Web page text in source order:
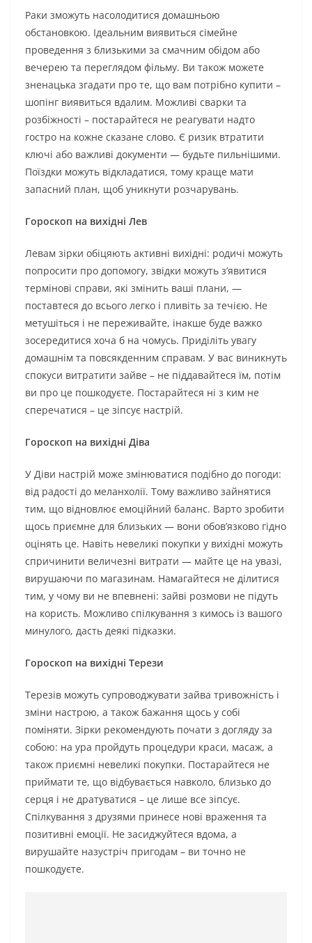
Раки зможуть насолодитися домашньою
обстановкою. Ідеальним виявиться сімейне
проведення з близькими за смачним обідом або
вечерею та переглядом фільму. Ви також можете
зненацька згадати про те, що вам потрібно купити –
шопінг виявиться вдалим. Можливі сварки та
розбіжності – постарайтеся не реагувати надто
гостро на кожне сказане слово. Є ризик втратити
ключі або важливі документи — будьте пильнішими.
Поїздки можуть відкладатися, тому краще мати
запасний план, щоб уникнути розчарувань.
Гороскоп на вихідні Лев
Левам зірки обіцяють активні вихідні: родичі можуть
попросити про допомогу, звідки можуть з’явитися
термінові справи, які змінить ваші плани, —
поставтеся до всього легко і пливіть за течією. Не
метушіться і не переживайте, інакше буде важко
зосередитися хоча б на чомусь. Приділіть увагу
домашнім та повсякденним справам. У вас виникнуть
спокуси витратити зайве – не піддавайтеся їм, потім
ви про це пошкодуєте. Постарайтеся ні з ким не
сперечатися – це зіпсує настрій.
Гороскоп на вихідні Діва
У Діви настрій може змінюватися подібно до погоди:
від радості до меланхолії. Тому важливо зайнятися
тим, що відновлює емоційний баланс. Варто зробити
щось приємне для близьких — вони обов’язково гідно
оцінять це. Навіть невеликі покупки у вихідні можуть
спричинити величезні витрати — майте це на увазі,
вирушаючи по магазинам. Намагайтеся не ділитися
тим, у чому ви не впевнені: зайві розмови не підуть
на користь. Можливо спілкування з кимось із вашого
минулого, дасть деякі підказки.
Гороскоп на вихідні Терези
Терезів можуть супроводжувати зайва тривожність і
зміни настрою, а також бажання щось у собі
поміняти. Зірки рекомендують почати з догляду за
собою: на ура пройдуть процедури краси, масаж, а
також приємні невеликі покупки. Постарайтеся не
приймати те, що відбувається навколо, близько до
серця і не дратуватися – це лише все зіпсує.
Спілкування з друзями принесе нові враження та
позитивні емоції. Не засиджуйтеся вдома, а
вирушайте назустріч пригодам – ​​ви точно не
пошкодуєте.